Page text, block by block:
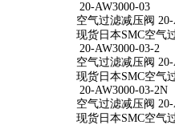
20-AW3000-03
空气过滤减压阀 20-
现货日本SMC空气
20-AW3000-03-2
空气过滤减压阀 20-
现货日本SMC空气
20-AW3000-03-2N
空气过滤减压阀
现货日本SMC空气